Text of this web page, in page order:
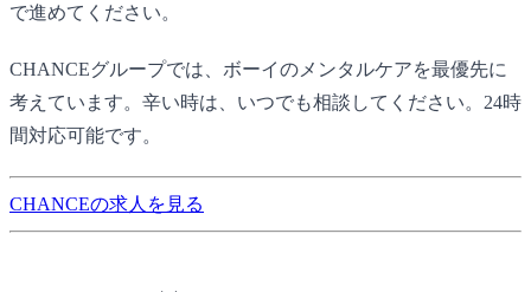
で進めてください。
CHANCEグループでは、ボーイのメンタルケアを最優先に
考えています。辛い時は、いつでも相談してください。24時
間対応可能です。
CHANCEの求人を見る